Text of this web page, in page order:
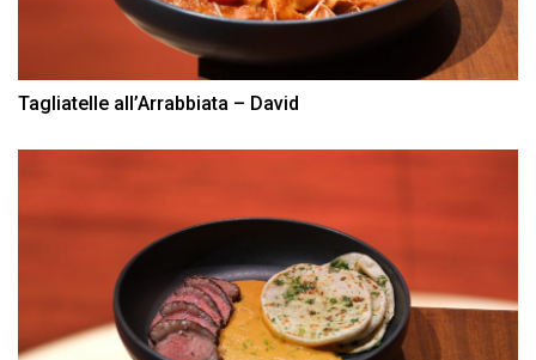
Tagliatelle all’Arrabbiata – David